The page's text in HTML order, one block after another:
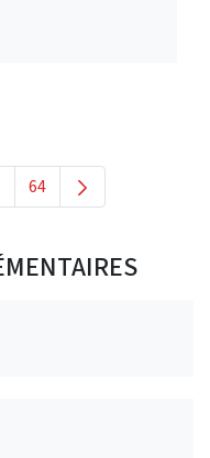
intermediárias Usar
Página
64